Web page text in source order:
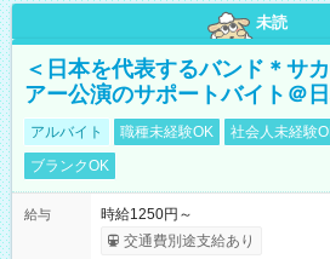
未読
＜日本を代表するバンド＊サ
アー公演のサポートバイト＠
アルバイト 職種未経験OK 社会人未経験
ブランクOK
給与
時給1250円～
交通費別途支給あり